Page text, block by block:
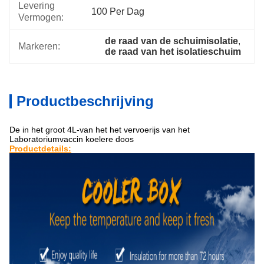
Levering
Vermogen:
100 Per Dag
Markeren:
de raad van de schuimisolatie,
de raad van het isolatieschuim
Productbeschrijving
De in het groot 4L-van het het vervoerijs van het
Laboratoriumvaccin koelere doos
Productdetails: